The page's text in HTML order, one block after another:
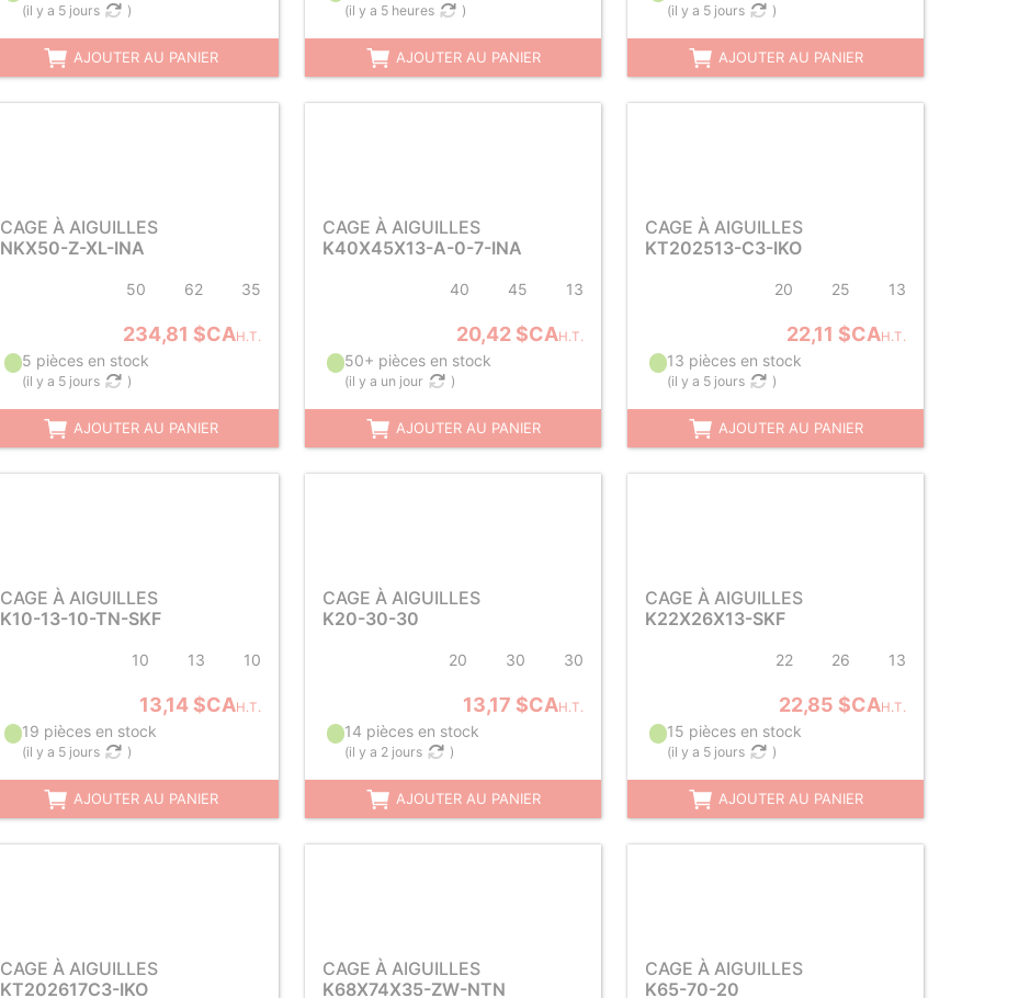
(il y a 5 jours )
AJOUTER AU PANIER
(il y a 5 heures )
AJOUTER AU PANIER
(il y a 5 jours )
AJOUTER AU PANIER
CAGE À AIGUILLES
NKX50-Z-XL-INA
50 62 35
234,81 $CAH.T.
5 pièces en stock
(il y a 5 jours )
AJOUTER AU PANIER
CAGE À AIGUILLES
K40X45X13-A-0-7-INA
40 45 13
20,42 $CAH.T.
50+ pièces en stock
(il y a un jour )
AJOUTER AU PANIER
CAGE À AIGUILLES
KT202513-C3-IKO
20 25 13
22,11 $CAH.T.
13 pièces en stock
(il y a 5 jours )
AJOUTER AU PANIER
CAGE À AIGUILLES
K10-13-10-TN-SKF
10 13 10
13,14 $CAH.T.
19 pièces en stock
(il y a 5 jours )
AJOUTER AU PANIER
CAGE À AIGUILLES
K20-30-30
20 30 30
13,17 $CAH.T.
14 pièces en stock
(il y a 2 jours )
AJOUTER AU PANIER
CAGE À AIGUILLES
K22X26X13-SKF
22 26 13
22,85 $CAH.T.
15 pièces en stock
(il y a 5 jours )
AJOUTER AU PANIER
CAGE À AIGUILLES
KT202617C3-IKO
CAGE À AIGUILLES
K68X74X35-ZW-NTN
CAGE À AIGUILLES
K65-70-20